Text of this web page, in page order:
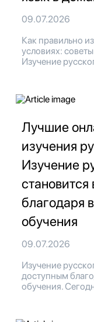
09.07.2026
Как правильно
условиях:
Изучение
Лучшие
изучения
Изучение
благодаря
обучения
09.07.2026
Изучение
доступным
обучения.